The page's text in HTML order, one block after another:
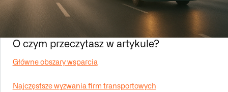
O czym przeczytasz w artykule?
Główne obszary wsparcia
Najczęstsze wyzwania firm transportowych